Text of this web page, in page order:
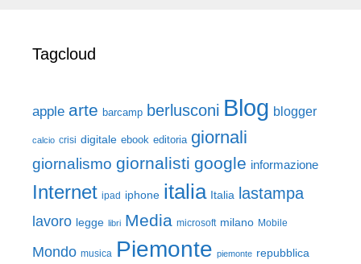
Tagcloud
apple arte barcamp berlusconi Blog blogger
calcio crisi digitale ebook editoria giornali
giornalismo giornalisti google informazione
Internet ipad iphone italia Italia lastampa
lavoro legge libri Media microsoft milano Mobile
Mondo musica Piemonte piemonte repubblica